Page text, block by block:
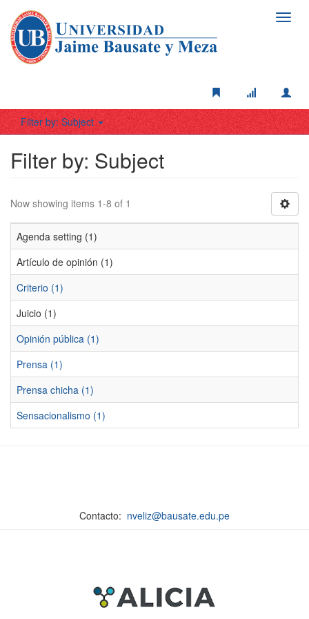
Filter by: Subject
Filter by: Subject
Now showing items 1-8 of 1
Agenda setting (1)
Artículo de opinión (1)
Criterio (1)
Juicio (1)
Opinión pública (1)
Prensa (1)
Prensa chicha (1)
Sensacionalismo (1)
Contacto: nveliz@bausate.edu.pe